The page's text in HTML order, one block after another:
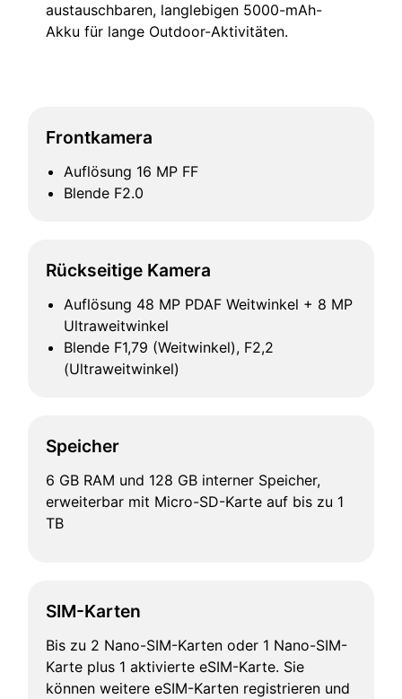
austauschbaren, langlebigen 5000-mAh-
Akku für lange Outdoor-Aktivitäten.
Frontkamera
Auflösung 16 MP FF
Blende F2.0
Rückseitige Kamera
Auflösung 48 MP PDAF Weitwinkel + 8 MP
Ultraweitwinkel
Blende F1,79 (Weitwinkel), F2,2
(Ultraweitwinkel)
Speicher
6 GB RAM und 128 GB interner Speicher,
erweiterbar mit Micro-SD-Karte auf bis zu 1
TB
SIM-Karten
Bis zu 2 Nano-SIM-Karten oder 1 Nano-SIM-
Karte plus 1 aktivierte eSIM-Karte. Sie
können weitere eSIM-Karten registrieren und